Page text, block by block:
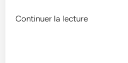
Continuer la lecture